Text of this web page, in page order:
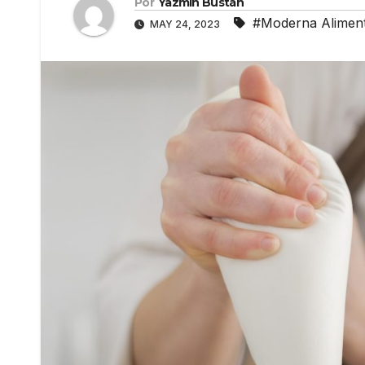
MAY 24, 2023 #Moderna